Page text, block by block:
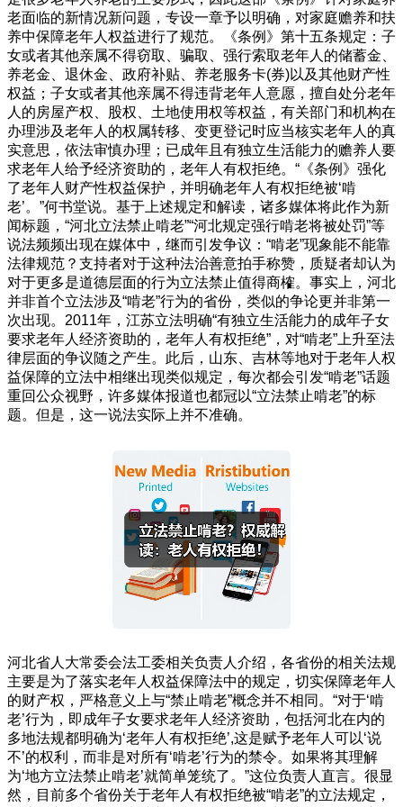
老面临的新情况新问题，专设一章予以明确，对家庭赡养和扶
养中保障老年人权益进行了规范。《条例》第十五条规定：子
女或者其他亲属不得窃取、骗取、强行索取老年人的储蓄金、
养老金、退休金、政府补贴、养老服务卡(券)以及其他财产性
权益；子女或者其他亲属不得违背老年人意愿，擅自处分老年
人的房屋产权、股权、土地使用权等权益，有关部门和机构在
办理涉及老年人的权属转移、变更登记时应当核实老年人的真
实意思，依法审慎办理；已成年且有独立生活能力的赡养人要
求老年人给予经济资助的，老年人有权拒绝。“《条例》强化
了老年人财产性权益保护，并明确老年人有权拒绝被‘啃
老’。”何书堂说。基于上述规定和解读，诸多媒体将此作为新
闻标题，“河北立法禁止啃老”“河北规定强行啃老将被处罚”等
说法频频出现在媒体中，继而引发争议：“啃老”现象能不能靠
法律规范？支持者对于这种法治善意拍手称赞，质疑者却认为
对于更多是道德层面的行为立法禁止值得商榷。事实上，河北
并非首个立法涉及“啃老”行为的省份，类似的争论更并非第一
次出现。2011年，江苏立法明确“有独立生活能力的成年子女
要求老年人经济资助的，老年人有权拒绝”，对“啃老”上升至法
律层面的争议随之产生。此后，山东、吉林等地对于老年人权
益保障的立法中相继出现类似规定，每次都会引发“啃老”话题
重回公众视野，许多媒体报道也都冠以“立法禁止啃老”的标
题。但是，这一说法实际上并不准确。
河北省人大常委会法工委相关负责人介绍，各省份的相关法规
主要是为了落实老年人权益保障法中的规定，切实保障老年人
的财产权，严格意义上与“禁止啃老”概念并不相同。“对于‘啃
老’行为，即成年子女要求老年人经济资助，包括河北在内的
多地法规都明确为‘老年人有权拒绝’,这是赋予老年人可以‘说
不’的权利，而非是对所有‘啃老’行为的禁令。如果将其理解
为‘地方立法禁止啃老’就简单笼统了。”这位负责人直言。很显
然，目前多个省份关于老年人有权拒绝被“啃老”的立法规定，